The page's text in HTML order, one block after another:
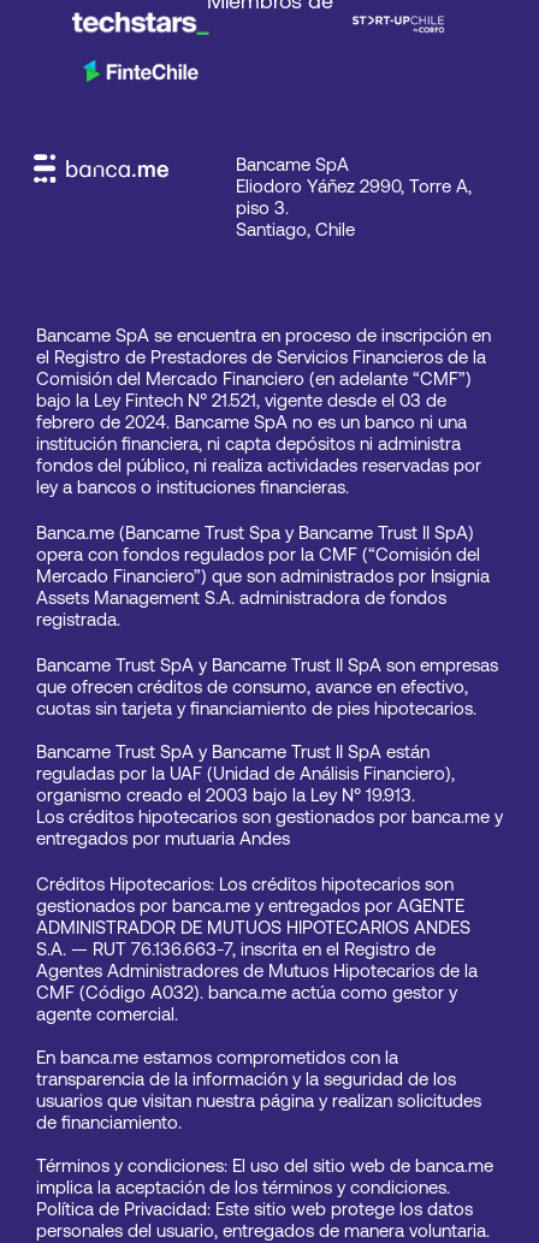
Bancame SpA
Eliodoro Yáñez 2990, Torre A,
piso 3.
Santiago, Chile
Bancame SpA se encuentra en proceso de inscripción en
el Registro de Prestadores de Servicios Financieros de la
Comisión del Mercado Financiero (en adelante “CMF”)
bajo la Ley Fintech N° 21.521, vigente desde el 03 de
febrero de 2024. Bancame SpA no es un banco ni una
institución financiera, ni capta depósitos ni administra
fondos del público, ni realiza actividades reservadas por
ley a bancos o instituciones financieras.
Banca.me (Bancame Trust Spa y Bancame Trust II SpA)
opera con fondos regulados por la CMF (“Comisión del
Mercado Financiero”) que son administrados por Insignia
Assets Management S.A. administradora de fondos
registrada.
Bancame Trust SpA y Bancame Trust II SpA son empresas
que ofrecen créditos de consumo, avance en efectivo,
cuotas sin tarjeta y financiamiento de pies hipotecarios.
Bancame Trust SpA y Bancame Trust II SpA están
reguladas por la UAF (Unidad de Análisis Financiero),
organismo creado el 2003 bajo la Ley N° 19.913.
Los créditos hipotecarios son gestionados por banca.me y
entregados por mutuaria Andes
Créditos Hipotecarios: Los créditos hipotecarios son
gestionados por banca.me y entregados por AGENTE
ADMINISTRADOR DE MUTUOS HIPOTECARIOS ANDES
S.A. — RUT 76.136.663-7, inscrita en el Registro de
Agentes Administradores de Mutuos Hipotecarios de la
CMF (Código A032). banca.me actúa como gestor y
agente comercial.
En banca.me estamos comprometidos con la
transparencia de la información y la seguridad de los
usuarios que visitan nuestra página y realizan solicitudes
de financiamiento.
Términos y condiciones: El uso del sitio web de banca.me
implica la aceptación de los términos y condiciones.
Política de Privacidad: Este sitio web protege los datos
personales del usuario, entregados de manera voluntaria.